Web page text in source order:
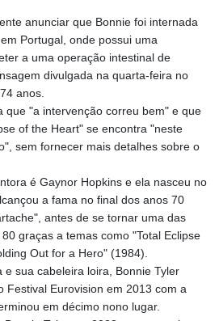
anunciar que Bonnie foi internada
Portugal, onde possui uma
a uma operação intestinal de
divulgada na quarta-feira no
anos.
que "a intervenção correu bem" e que
of the Heart" se encontra "neste
sem fornecer mais detalhes sobre o
é Gaynor Hopkins e ela nasceu no
a fama no final dos anos 70
antes de se tornar uma das
graças a temas como "Total Eclipse
Out for a Hero" (1984).
e sua cabeleira loira, Bonnie Tyler
Festival Eurovision em 2013 com a
em décimo nono lugar.